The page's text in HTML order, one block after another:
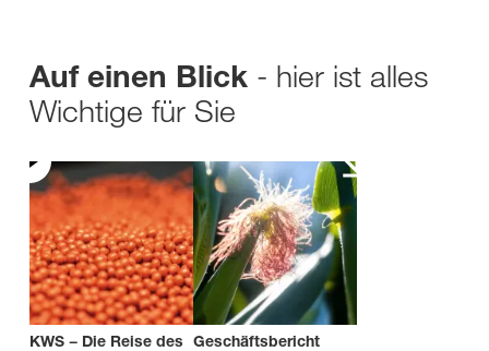
Auf einen Blick - hier ist alles
Wichtige für Sie
KWS − Die Reise des Geschäftsbericht